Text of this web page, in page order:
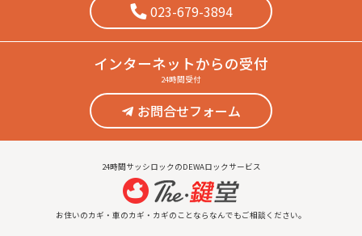
023-679-3894
インターネットからの受付
24時間受付
お問合せフォーム
24時間サッシロックのDEWAロックサービス
お住いのカギ・車のカギ・カギのことならなんでもご相談ください。